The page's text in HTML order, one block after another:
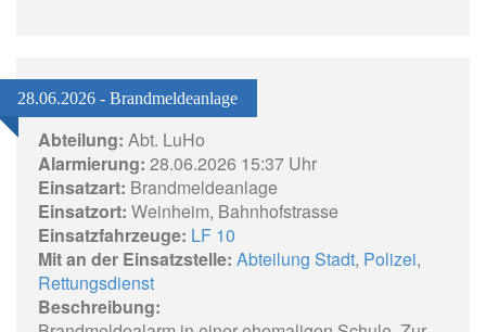
28.06.2026 - Brandmeldeanlage
Abteilung: Abt. LuHo
Alarmierung: 28.06.2026 15:37 Uhr
Einsatzart: Brandmeldeanlage
Einsatzort: Weinheim, Bahnhofstrasse
Einsatzfahrzeuge: LF 10
Mit an der Einsatzstelle: Abteilung Stadt, Polizei,
Rettungsdienst
Beschreibung: